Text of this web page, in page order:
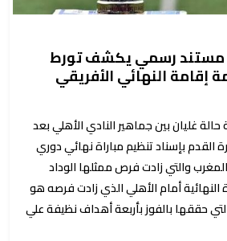
مستند رسمي يكشف تورط
إقامة النهائي الأفريقي
غليان بين جماهير النادي الأهلي بعد
القدم بإسناد تنظيم مباراة نهائي دوري
والتي زادت فرص ممثلها الوداد
النهائية أمام الأهلي الذي زادت فرصه هو
التي حققها بالفوز بأربعة أهداف نظيفة علي